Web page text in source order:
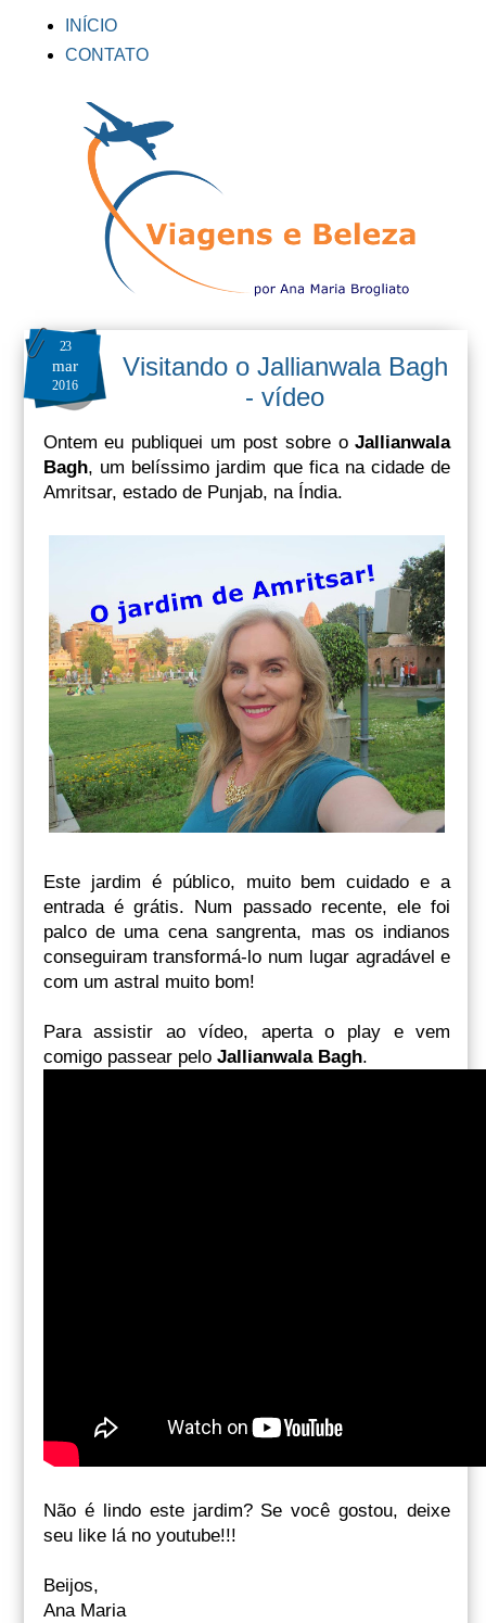
INÍCIO
CONTATO
23
mar
2016
Visitando o Jallianwala Bagh
- vídeo
Ontem eu publiquei um post sobre oJallianwala
Bagh, um belíssimo jardim que fica na cidade de
Amritsar, estado de Punjab, na Índia.
Este jardim é público, muito bem cuidado e a
entrada é grátis. Num passado recente, ele foi
palco de uma cena sangrenta, mas os indianos
conseguiram transformá-lo num lugar agradável e
com um astral muito bom!
Para assistir ao vídeo, aperta o play e vem
comigo passear pelo Jallianwala Bagh.
Não é lindo este jardim? Se você gostou, deixe
seu like lá no youtube!!!
Beijos,
Ana Maria